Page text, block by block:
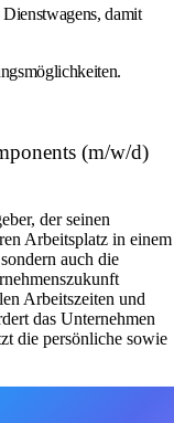
damit
(m/w/d)
der seinen
Arbeitsplatz in einem
auch die
Arbeitszeiten und
das Unternehmen
die persönliche sowie